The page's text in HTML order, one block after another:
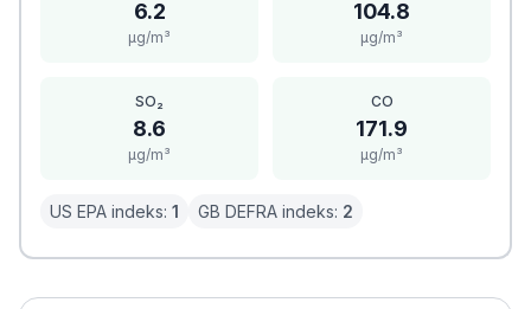
6.2
μg/m³
104.8
μg/m³
SO₂
8.6
μg/m³
CO
171.9
μg/m³
US EPA indeks: 1 GB DEFRA indeks: 2